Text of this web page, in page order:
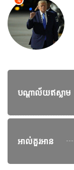
បណ្តាល័យឥស្លាម
អាល់គួរអាន